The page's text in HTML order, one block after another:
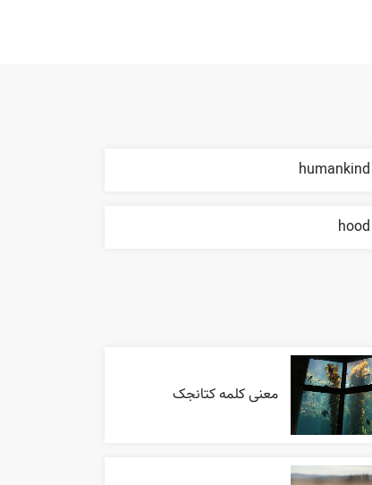
معنی کلمه کتانجک